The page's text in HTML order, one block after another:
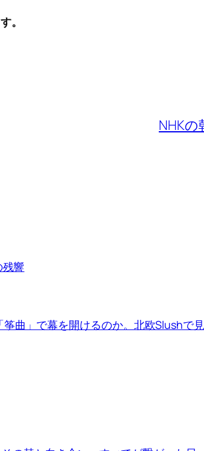
。
NHK
響
曲」で幕を開けるのか。北欧Slushで